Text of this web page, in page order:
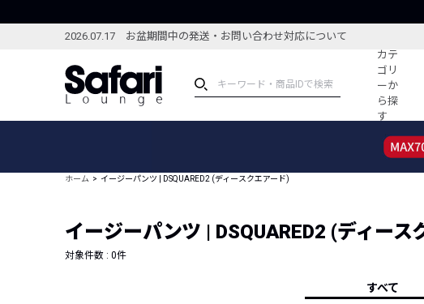
2026.07.17 お盆期間中の発送・お問い合わせ対応について
カテ
ゴリ
ーか
ら探
す
ブランドから探す
新着アイテム
編集部のおすすめアイテム
特集記事
コーディネート
ホーム イージーパンツ | DSQUARED2 (ディースクエアード)
イージーパンツ | DSQUARED2 (ディース
対象件数 : 0件
すべて